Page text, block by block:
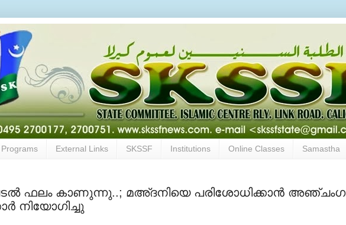
External Links SKSSF Institutions Online Classes Samastha
ഫലം കാണുന്നു..; മഅ്ദനിയെ പരിശോധിക്കാന്‍ അഞ്ചംഗ
നിയോഗിച്ചു